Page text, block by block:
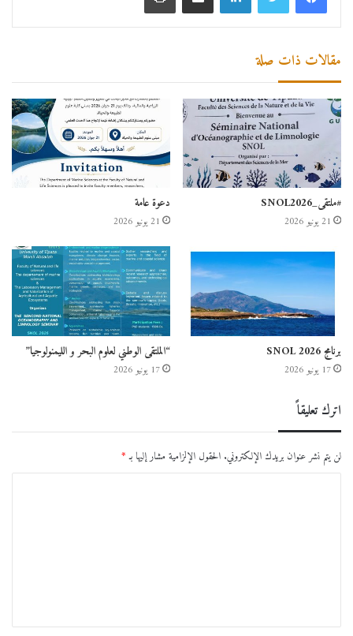
مقالات ذات صلة
#ملتقى_SNOL2026
21 يونيو 2026
دعوة عامة
21 يونيو 2026
برنامج SNOL 2026
17 يونيو 2026
“الملتقى الوطني لعلوم البحر و الليمنولوجيا”
17 يونيو 2026
اترك تعليقاً
لن يتم نشر عنوان بريدك الإلكتروني. الحقول الإلزامية مشار إليها بـ*
ق